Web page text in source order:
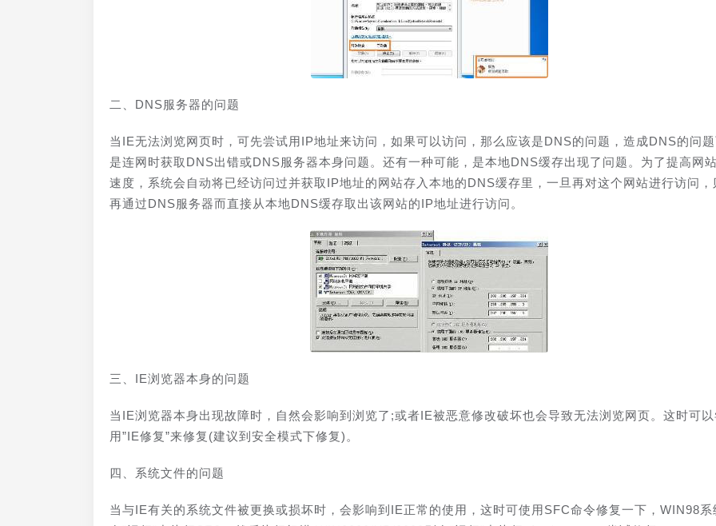
二、DNS服务器的问题
当IE无法浏览网页时，可先尝试用IP地址来访问，如果可以访问，那么应该是DNS的问题，造成DNS的问
是连网时获取DNS出错或DNS服务器本身问题。还有一种可能，是本地DNS缓存出现了问题。为了提高网
速度，系统会自动将已经访问过并获取IP地址的网站存入本地的DNS缓存里，一旦再对这个网站进行访问，
再通过DNS服务器而直接从本地DNS缓存取出该网站的IP地址进行访问。
三、IE浏览器本身的问题
当IE浏览器本身出现故障时，自然会影响到浏览了;或者IE被恶意修改破坏也会导致无法浏览网页。这时可
用”IE修复”来修复(建议到安全模式下修复)。
四、系统文件的问题
当与IE有关的系统文件被更换或损坏时，会影响到IE正常的使用，这时可使用SFC命令修复一下，WIN98系